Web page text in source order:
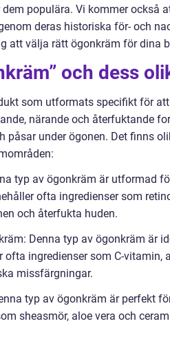
populära. Vi kommer också
deras historiska för- och
att välja rätt ögonkräm för dina
och dess
som utformats specifikt för
närande och återfuktande
påsar under ögonen. Det finns
typ av ögonkräm är utformad
ofta ingredienser som
och återfukta huden.
Denna typ av ögonkräm är
ofta ingredienser som C-
missfärgningar.
typ av ögonkräm är perfekt
sheasmör, aloe vera och